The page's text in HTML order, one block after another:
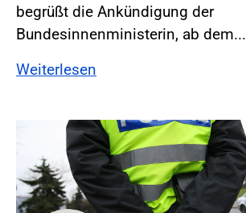
begrüßt die Ankündigung der
Bundesinnenministerin, ab dem...
Weiterlesen